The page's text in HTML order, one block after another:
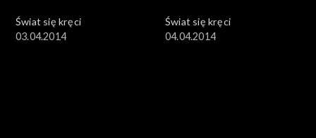
Świat się kręci
03.04.2014
Świat się kręci
04.04.2014